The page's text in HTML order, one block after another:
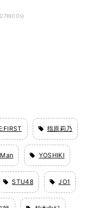
時00分
指原莉乃
YOSHIKI
STU48 JO1